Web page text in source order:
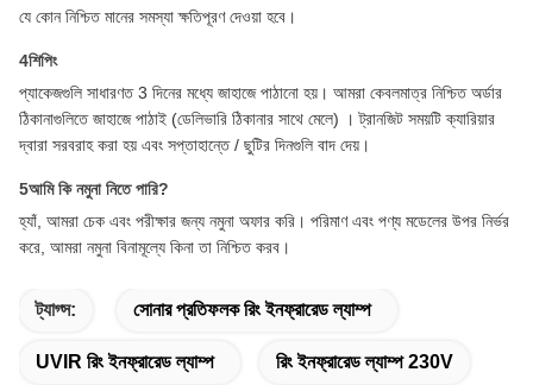
যে কোন নিশ্চিত মানের সমস্যা ক্ষতিপূরণ দেওয়া হবে।
4শিপিং
প্যাকেজগুলি সাধারণত 3 দিনের মধ্যে জাহাজে পাঠানো হয়। আমরা কেবলমাত্র নিশ্চিত অর্ডার
ঠিকানাগুলিতে জাহাজে পাঠাই (ডেলিভারি ঠিকানার সাথে মেলে) । ট্রানজিট সময়টি ক্যারিয়ার
দ্বারা সরবরাহ করা হয় এবং সপ্তাহান্তে / ছুটির দিনগুলি বাদ দেয়।
5আমি কি নমুনা নিতে পারি?
হ্যাঁ, আমরা চেক এবং পরীক্ষার জন্য নমুনা অফার করি। পরিমাণ এবং পণ্য মডেলের উপর নির্ভর
করে, আমরা নমুনা বিনামূল্যে কিনা তা নিশ্চিত করব।
ট্যাগ্স: সোনার প্রতিফলক রিং ইনফ্রারেড ল্যাম্প
UVIR রিং ইনফ্রারেড ল্যাম্প রিং ইনফ্রারেড ল্যাম্প 230V